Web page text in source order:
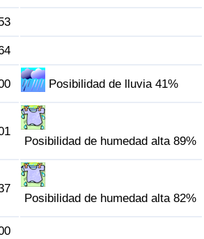
Posibilidad de lluvia 41%
Posibilidad de humedad alta 89%
Posibilidad de humedad alta 82%
País